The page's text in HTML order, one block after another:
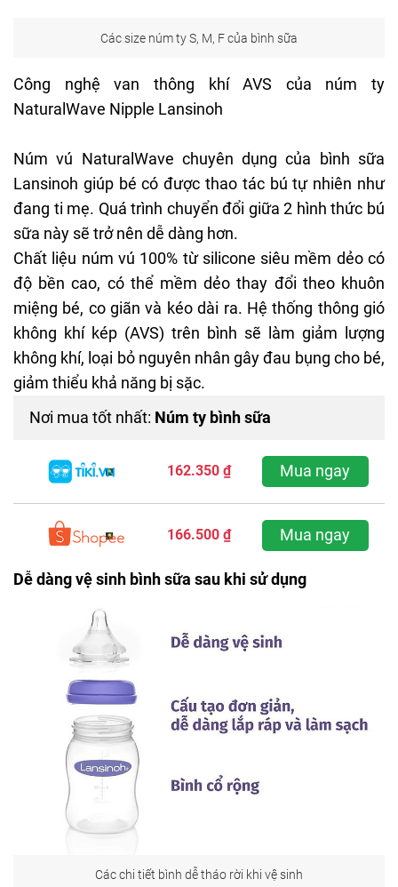
Các size núm ty S, M, F của bình sữa
Công nghệ van thông khí AVS của núm ty
NaturalWave Nipple Lansinoh
Núm vú NaturalWave chuyên dụng của bình sữa
Lansinoh giúp bé có được thao tác bú tự nhiên như
đang ti mẹ. Quá trình chuyển đổi giữa 2 hình thức bú
sữa này sẽ trở nên dễ dàng hơn.
Chất liệu núm vú 100% từ silicone siêu mềm dẻo có
độ bền cao, có thể mềm dẻo thay đổi theo khuôn
miệng bé, co giãn và kéo dài ra. Hệ thống thông gió
không khí kép (AVS) trên bình sẽ làm giảm lượng
không khí, loại bỏ nguyên nhân gây đau bụng cho bé,
giảm thiểu khả năng bị sặc.
Nơi mua tốt nhất: Núm ty bình sữa
162.350 ₫ Mua ngay
166.500 ₫ Mua ngay
Dễ dàng vệ sinh bình sữa sau khi sử dụng
Các chi tiết bình dễ tháo rời khi vệ sinh